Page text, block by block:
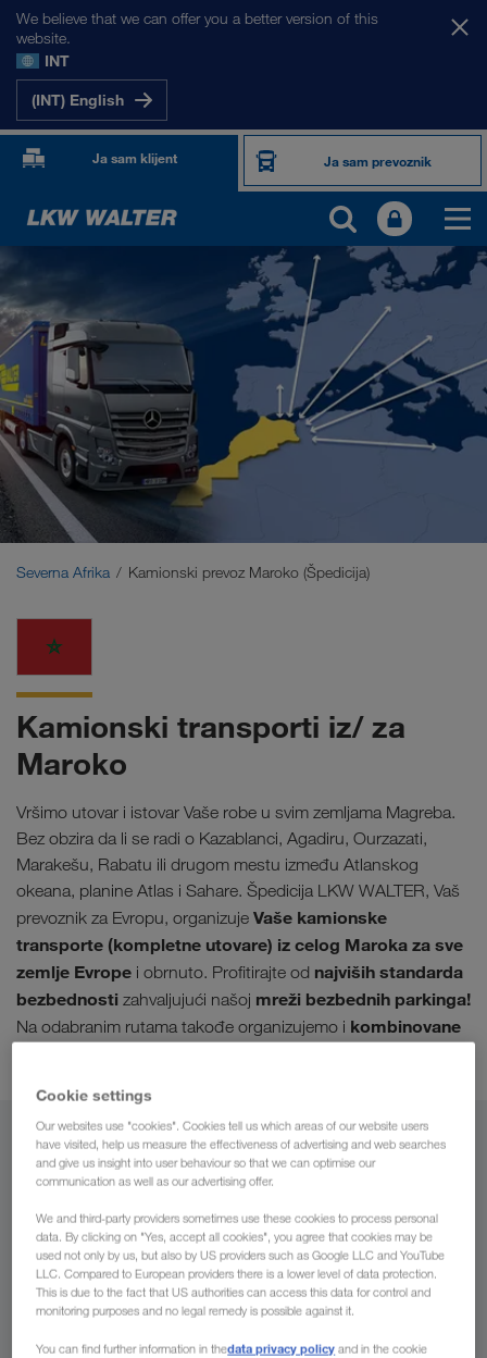
We believe that we can offer you a better version of this
website.
INT
(INT) English
Ja sam klijent Ja sam prevoznik
NAŠA TRŽIŠTA
Evropa
Centralna Azija
Rusija
Bliski Istok
Severna Afrika Kamionski prevoz Maroko (Špedicija)
Kamionski transporti iz/ za
Maroko
Vršimo utovar i istovar Vaše robe u svim zemljama Magreba.
Bez obzira da li se radi o Kazablanci, Agadiru, Ourzazati,
Marakešu, Rabatu ili drugom mestu između Atlanskog
okeana, planine Atlas i Sahare. Špedicija LKW WALTER, Vaš
prevoznik za Evropu, organizuje Vaše kamionske
transporte (kompletne utovare) iz celog Maroka za sve
zemlje Evrope i obrnuto. Profitirajte od najviših standarda
bezbednosti zahvaljujući našoj mreži bezbednih parkinga!
Na odabranim rutama takođe organizujemo i kombinovane
Crna Gora
Za
Država
Cookie settings
Our websites use "cookies". Cookies tell us which areas of our website users
have visited, help us measure the effectiveness of advertising and web searches
and give us insight into user behaviour so that we can optimise our
communication as well as our advertising offer.
We and third-party providers sometimes use these cookies to process personal
data. By clicking on "Yes, accept all cookies", you agree that cookies may be
used not only by us, but also by US providers such as Google LLC and YouTube
LLC. Compared to European providers there is a lower level of data protection.
This is due to the fact that US authorities can access this data for control and
monitoring purposes and no legal remedy is possible against it.
You can find further information in thedata privacy policy and in the cookie